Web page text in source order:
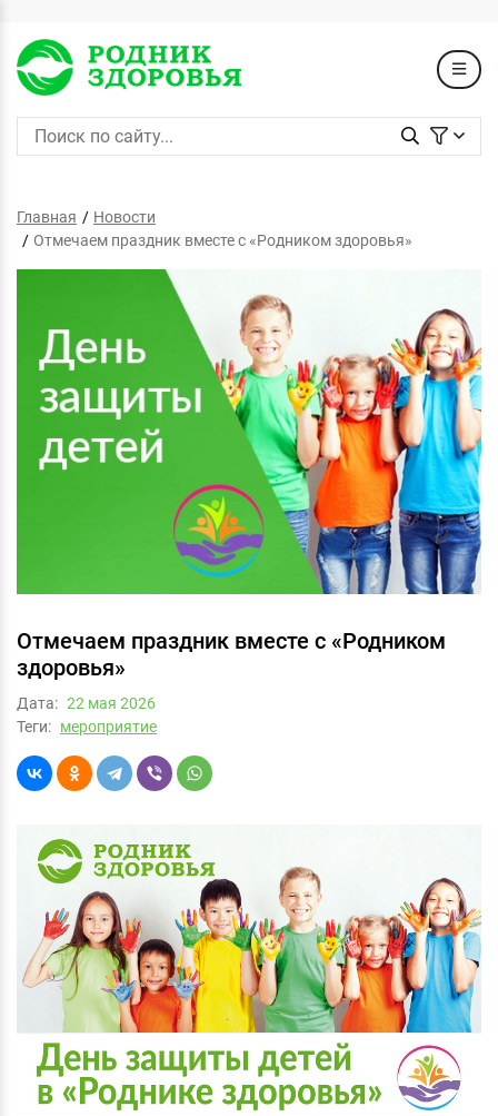
Главная
Новости
Отмечаем праздник вместе с «Родником здоровья»
Отмечаем праздник вместе с «Родником
здоровья»
Дата: 22 мая 2026
Теги: мероприятие